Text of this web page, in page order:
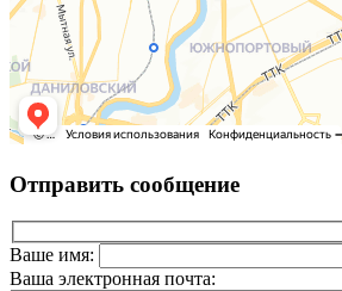
Отправить сообщение
Ваше имя:
Ваша электронная почта: